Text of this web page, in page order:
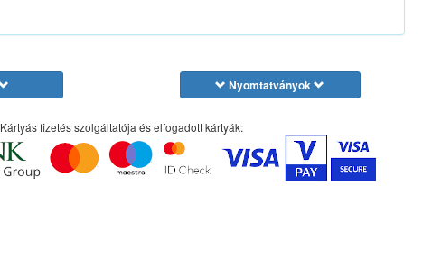
Nyomtatványok
Kártyás fizetés szolgáltatója és elfogadott kártyák: